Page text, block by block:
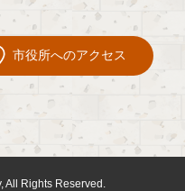
市役所へのアクセス
Rights Reserved.